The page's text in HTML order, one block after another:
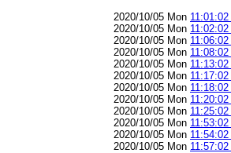
2020/10/05 Mon 11:01:02
2020/10/05 Mon 11:02:02
2020/10/05 Mon 11:06:02
2020/10/05 Mon 11:08:02
2020/10/05 Mon 11:13:02
2020/10/05 Mon 11:17:02
2020/10/05 Mon 11:18:02
2020/10/05 Mon 11:20:02
2020/10/05 Mon 11:25:02
2020/10/05 Mon 11:53:02
2020/10/05 Mon 11:54:02
2020/10/05 Mon 11:57:02